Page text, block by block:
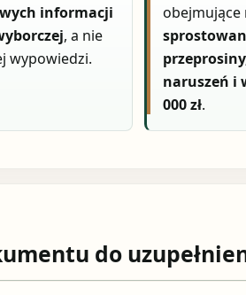
informacji
, a nie
wypowiedzi.
obejmujące
naruszeń i
000 zł.
do